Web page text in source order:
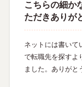
こちらの細か
ただきありが
ネットには書いて
で転職先を探すよ
ました。ありがと